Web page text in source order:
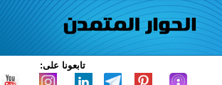
تابعونا على: